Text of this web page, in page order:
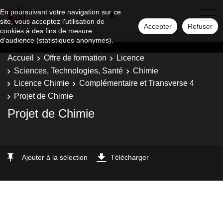
En poursuivant votre navigation sur ce
site, vous acceptez l'utilisation de
cookies à des fins de mesure
d'audience (statistiques anonymes).
Accepter Refuser
Accueil Offre de formation
Licence
Sciences, Technologies, Santé
Chimie
Licence Chimie
Complémentaire et Transverse 4
Projet de Chimie
Projet de Chimie
Ajouter à la sélection Télécharger